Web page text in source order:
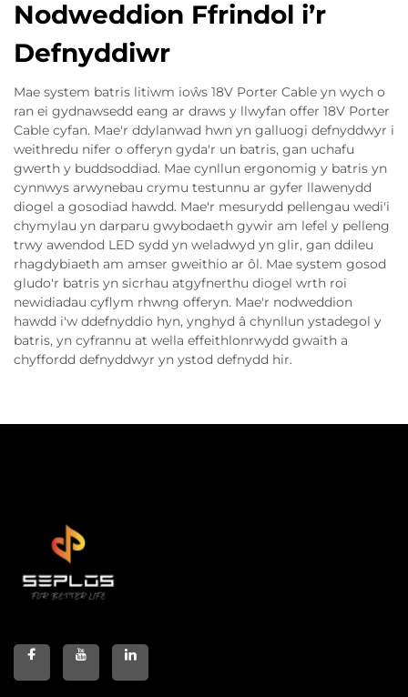
Nodweddion Ffrindol i’r
Defnyddiwr
Mae system batris litiwm ioŵs 18V Porter Cable yn wych o
ran ei gydnawsedd eang ar draws y llwyfan offer 18V Porter
Cable cyfan. Mae'r ddylanwad hwn yn galluogi defnyddwyr i
weithredu nifer o offeryn gyda'r un batris, gan uchafu
gwerth y buddsoddiad. Mae cynllun ergonomig y batris yn
cynnwys arwynebau crymu testunnu ar gyfer llawenydd
diogel a gosodiad hawdd. Mae'r mesurydd pellengau wedi'i
chymylau yn darparu gwybodaeth gywir am lefel y pelleng
trwy awendod LED sydd yn weladwyd yn glir, gan ddileu
rhagdybiaeth am amser gweithio ar ôl. Mae system gosod
gludo'r batris yn sicrhau atgyfnerthu diogel wrth roi
newidiadau cyflym rhwng offeryn. Mae'r nodweddion
hawdd i'w ddefnyddio hyn, ynghyd â chynllun ystadegol y
batris, yn cyfrannu at wella effeithlonrwydd gwaith a
chyffordd defnyddwyr yn ystod defnydd hir.